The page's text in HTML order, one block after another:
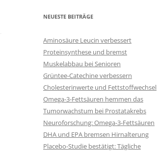
NEUESTE BEITRÄGE
Aminosäure Leucin verbessert
Proteinsynthese und bremst
Muskelabbau bei Senioren
Grüntee-Catechine verbessern
Cholesterinwerte und Fettstoffwechsel
Omega-3-Fettsäuren hemmen das
Tumorwachstum bei Prostatakrebs
Neuroforschung: Omega-3-Fettsäuren
DHA und EPA bremsen Hirnalterung
Placebo-Studie bestätigt: Tägliche